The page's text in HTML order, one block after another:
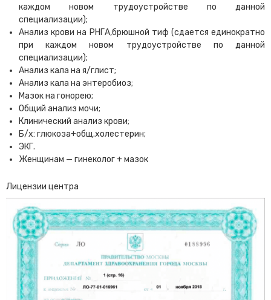
каждом новом трудоустройстве по данной
специализации);
Анализ крови на РНГА,брюшной тиф (сдается единократно
при каждом новом трудоустройстве по данной
специализации);
Анализ кала на я/глист;
Анализ кала на энтеробиоз;
Мазок на гонорею;
Общий анализ мочи;
Клинический анализ крови;
Б/х: глюкоза+общ.холестерин;
ЭКГ.
Женщинам — гинеколог + мазок
Лицензии центра